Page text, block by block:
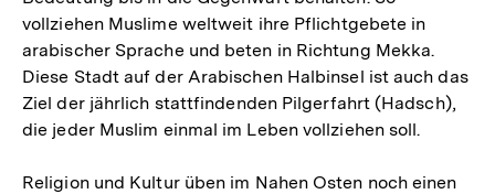
vollziehen Muslime weltweit ihre Pflichtgebete in
arabischer Sprache und beten in Richtung Mekka.
Diese Stadt auf der Arabischen Halbinsel ist auch das
Ziel der jährlich stattfindenden Pilgerfahrt (Hadsch),
die jeder Muslim einmal im Leben vollziehen soll.
Religion und Kultur üben im Nahen Osten noch einen